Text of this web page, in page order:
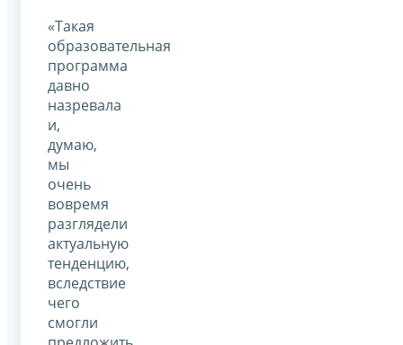
«Такая
образовательная
программа
давно
назревала
и,
думаю,
мы
очень
вовремя
разглядели
актуальную
тенденцию,
вследствие
чего
смогли